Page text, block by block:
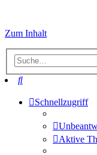
Zum Inhalt
Suche
Schnellzugriff
Aktive